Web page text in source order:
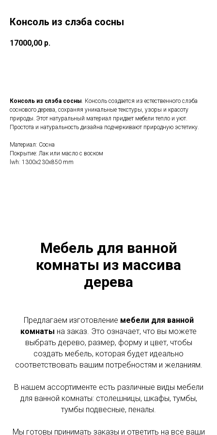
Консоль из слэба сосны
17000,00 р.
Консоль из слэба сосны. Консоль создается из естественного слэба
соснового дерева, сохраняя уникальные текстуры, узоры и красоту
природы. Этот натуральный материал придает мебели тепло и уют.
Простота и натуральность дизайна подчеркивают природную эстетику.
Материал: Сосна
Покрытие: Лак или масло с воском
lwh: 1300x230x850 mm
Мебель для ванной
комнаты из массива
дерева
Предлагаем изготовление мебели для ванной
комнаты на заказ. Это означает, что вы можете
выбрать дерево, размер, форму и цвет, чтобы
создать мебель, которая будет идеально
соответствовать вашим потребностям и желаниям.
В нашем ассортименте есть различные виды мебели
для ванной комнаты: столешницы, шкафы, тумбы,
тумбы подвесные, пеналы.
Мы готовы принимать заказы и ответить на все ваши